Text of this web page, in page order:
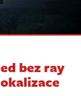
bez ray